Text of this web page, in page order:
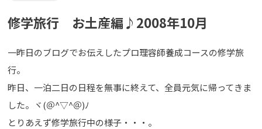
修学旅行 お土産編♪2008年10月
一昨日のブログでお伝えしたプロ理容師養成コースの修学旅
行。
昨日、一泊二日の日程を無事に終えて、全員元気に帰ってきま
した。ヾ(＠^▽^＠)ﾉ
とりあえず修学旅行中の様子・・・。